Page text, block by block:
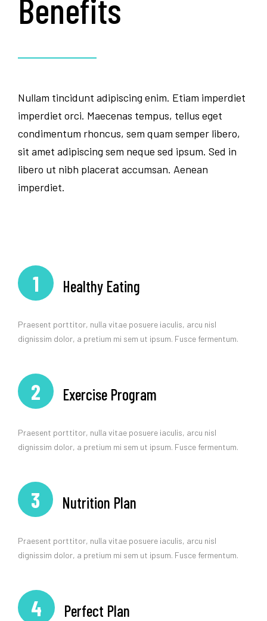
Benefits
Nullam tincidunt adipiscing enim. Etiam imperdiet
imperdiet orci. Maecenas tempus, tellus eget
condimentum rhoncus, sem quam semper libero,
sit amet adipiscing sem neque sed ipsum. Sed in
libero ut nibh placerat accumsan. Aenean
imperdiet.
1 Healthy Eating
Praesent porttitor, nulla vitae posuere iaculis, arcu nisl
dignissim dolor, a pretium mi sem ut ipsum. Fusce fermentum.
2 Exercise Program
Praesent porttitor, nulla vitae posuere iaculis, arcu nisl
dignissim dolor, a pretium mi sem ut ipsum. Fusce fermentum.
3 Nutrition Plan
Praesent porttitor, nulla vitae posuere iaculis, arcu nisl
dignissim dolor, a pretium mi sem ut ipsum. Fusce fermentum.
4 Perfect Plan